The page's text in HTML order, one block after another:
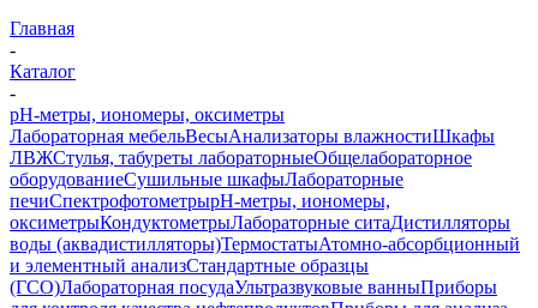
Главная
-
Каталог
-
pH-метры, иономеры, оксиметры
Лабораторная мебельВесыАнализаторы влажностиШкафы
ЛВЖСтулья, табуреты лабораторныеОбщелабораторное
оборудованиеСушильные шкафыЛабораторные
печиСпектрофотометрыpH-метры, иономеры,
оксиметрыКондуктометрыЛабораторные ситаДистилляторы
воды (аквадистилляторы)ТермостатыАтомно-абсорбционный
и элементный анализСтандартные образцы
(ГСО)Лабораторная посудаУльтразвуковые ванныПриборы